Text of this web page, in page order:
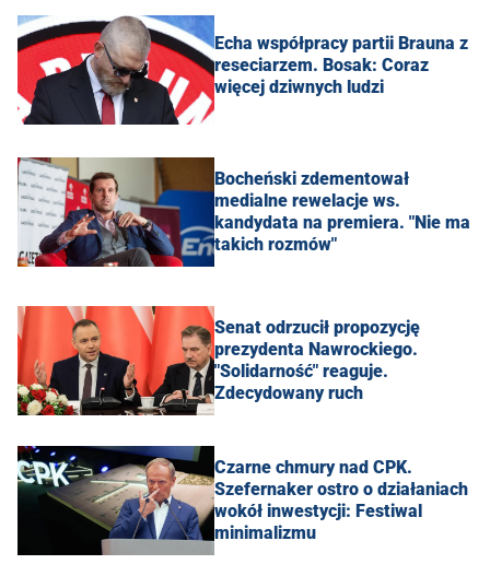
Echa współpracy partii Brauna z
reseciarzem. Bosak: Coraz
więcej dziwnych ludzi
Bocheński zdementował
medialne rewelacje ws.
kandydata na premiera. "Nie ma
takich rozmów"
Senat odrzucił propozycję
prezydenta Nawrockiego.
"Solidarność" reaguje.
Zdecydowany ruch
Czarne chmury nad CPK.
Szefernaker ostro o działaniach
wokół inwestycji: Festiwal
minimalizmu